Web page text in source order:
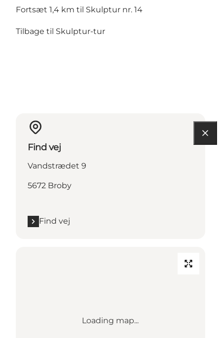
Fortsæt 1,4 km til Skulptur nr. 14
Tilbage til Skulptur-tur
Find vej
Vandstrædet 9
5672 Broby
Find vej
Loading map...